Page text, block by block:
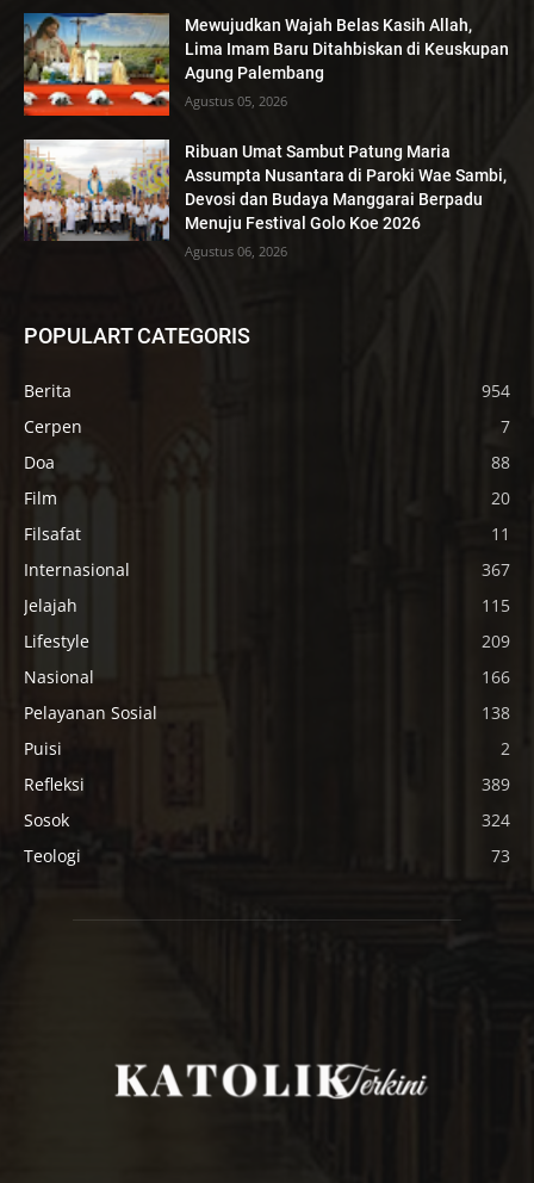
Mewujudkan Wajah Belas Kasih Allah,
Lima Imam Baru Ditahbiskan di Keuskupan
Agung Palembang
Agustus 05, 2026
Ribuan Umat Sambut Patung Maria
Assumpta Nusantara di Paroki Wae Sambi,
Devosi dan Budaya Manggarai Berpadu
Menuju Festival Golo Koe 2026
Agustus 06, 2026
POPULART CATEGORIS
Berita
954
Cerpen
7
Doa
88
Film
20
Filsafat
11
Internasional
367
Jelajah
115
Lifestyle
209
Nasional
166
Pelayanan Sosial
138
Puisi
2
Refleksi
389
Sosok
324
Teologi
73